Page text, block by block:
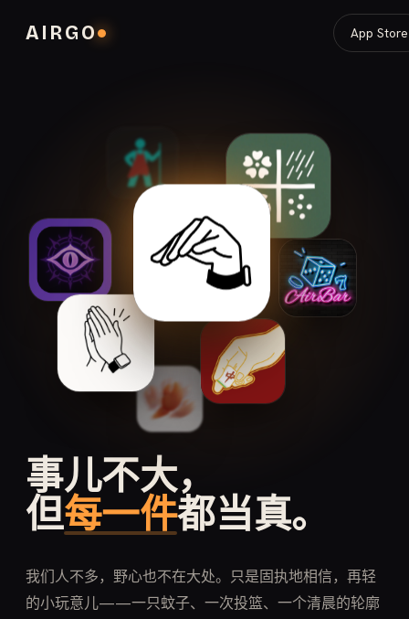
AIRGO App Store
事儿不大，
但每一件都当真。
我们人不多，野心也不在大处。只是固执地相信，再轻
的小玩意儿——一只蚊子、一次投篮、一个清晨的轮廓